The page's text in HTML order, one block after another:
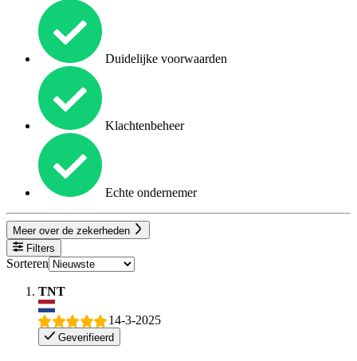
Duidelijke voorwaarden
Klachtenbeheer
Echte ondernemer
Meer over de zekerheden
Filters
Sorteren
TNT
14-3-2025
Geverifieerd